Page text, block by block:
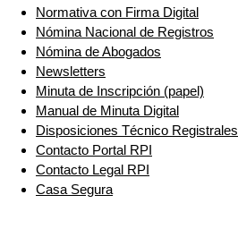
Normativa con Firma Digital
Nómina Nacional de Registros
Nómina de Abogados
Newsletters
Minuta de Inscripción (papel)
Manual de Minuta Digital
Disposiciones Técnico Registrales
Contacto Portal RPI
Contacto Legal RPI
Casa Segura